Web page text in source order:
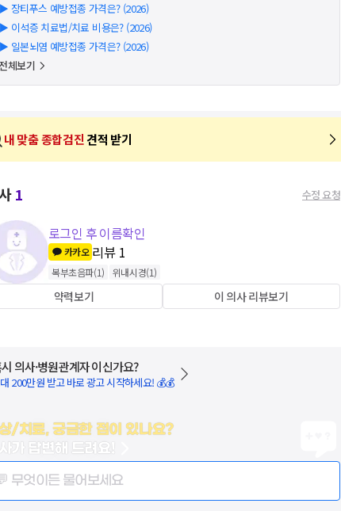
▶ 장티푸스 예방접종 가격은? (2026)
▶ 이석증 치료법/치료 비용은? (2026)
▶ 일본뇌염 예방접종 가격은? (2026)
체보기
내 맞춤 종합검진 견적 받기
1 수정 요청
로그인 후 이름확인
카카오 리뷰 1
복부초음파(1) 위내시경(1)
약력보기 이 의사 리뷰보기
의사·병원관계자 이신가요?
200만원 받고 바로 광고 시작하세요! 💰💰
/치료, 궁금한 점이 있나요?
가 답변해 드려요!
무엇이든 물어보세요